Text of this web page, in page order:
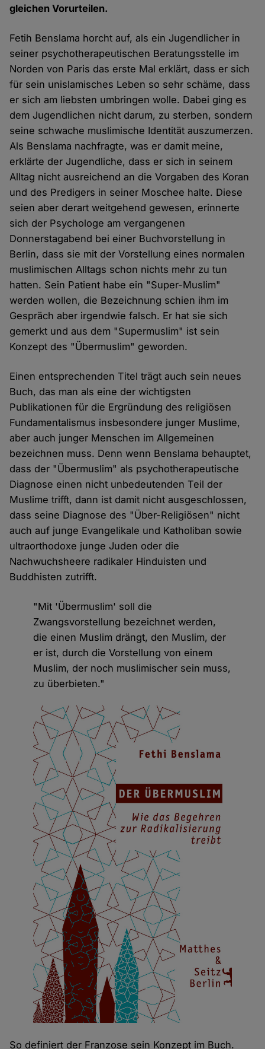
gleichen Vorurteilen.
Fetih Benslama horcht auf, als ein Jugendlicher in
seiner psychotherapeutischen Beratungsstelle im
Norden von Paris das erste Mal erklärt, dass er sich
für sein unislamisches Leben so sehr schäme, dass
er sich am liebsten umbringen wolle. Dabei ging es
dem Jugendlichen nicht darum, zu sterben, sondern
seine schwache muslimische Identität auszumerzen.
Als Benslama nachfragte, was er damit meine,
erklärte der Jugendliche, dass er sich in seinem
Alltag nicht ausreichend an die Vorgaben des Koran
und des Predigers in seiner Moschee halte. Diese
seien aber derart weitgehend gewesen, erinnerte
sich der Psychologe am vergangenen
Donnerstagabend bei einer Buchvorstellung in
Berlin, dass sie mit der Vorstellung eines normalen
muslimischen Alltags schon nichts mehr zu tun
hatten. Sein Patient habe ein "Super-Muslim"
werden wollen, die Bezeichnung schien ihm im
Gespräch aber irgendwie falsch. Er hat sie sich
gemerkt und aus dem "Supermuslim" ist sein
Konzept des "Übermuslim" geworden.
Einen entsprechenden Titel trägt auch sein neues
Buch, das man als eine der wichtigsten
Publikationen für die Ergründung des religiösen
Fundamentalismus insbesondere junger Muslime,
aber auch junger Menschen im Allgemeinen
bezeichnen muss. Denn wenn Benslama behauptet,
dass der "Übermuslim" als psychotherapeutische
Diagnose einen nicht unbedeutenden Teil der
Muslime trifft, dann ist damit nicht ausgeschlossen,
dass seine Diagnose des "Über-Religiösen" nicht
auch auf junge Evangelikale und Katholiban sowie
ultraorthodoxe junge Juden oder die
Nachwuchsheere radikaler Hinduisten und
Buddhisten zutrifft.
"Mit 'Übermuslim' soll die
Zwangsvorstellung bezeichnet werden,
die einen Muslim drängt, den Muslim, der
er ist, durch die Vorstellung von einem
Muslim, der noch muslimischer sein muss,
zu überbieten."
So definiert der Franzose sein Konzept im Buch.